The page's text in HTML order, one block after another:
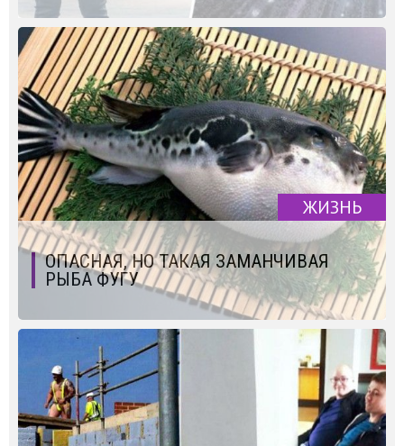
ЖИЗНЬ
ОПАСНАЯ, НО ТАКАЯ ЗАМАНЧИВАЯ
РЫБА ФУГУ